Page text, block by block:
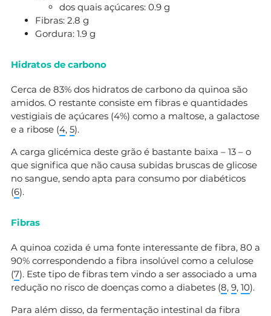
dos quais açúcares: 0.9 g
Fibras: 2.8 g
Gordura: 1.9 g
Hidratos de carbono
Cerca de 83% dos hidratos de carbono da quinoa são
amidos. O restante consiste em fibras e quantidades
vestigiais de açúcares (4%) como a maltose, a galactose
e a ribose (4, 5).
A carga glicémica deste grão é bastante baixa – 13 – o
que significa que não causa subidas bruscas de glicose
no sangue, sendo apta para consumo por diabéticos
(6).
Fibras
A quinoa cozida é uma fonte interessante de fibra, 80 a
90% correspondendo a fibra insolúvel como a celulose
(7). Este tipo de fibras tem vindo a ser associado a uma
redução no risco de doenças como a diabetes (8, 9, 10).
Para além disso, da fermentação intestinal da fibra